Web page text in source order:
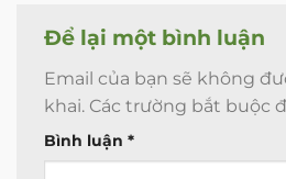
Để lại một bình luận
Email của bạn sẽ không
khai. Các trường bắt buộc
Bình luận *